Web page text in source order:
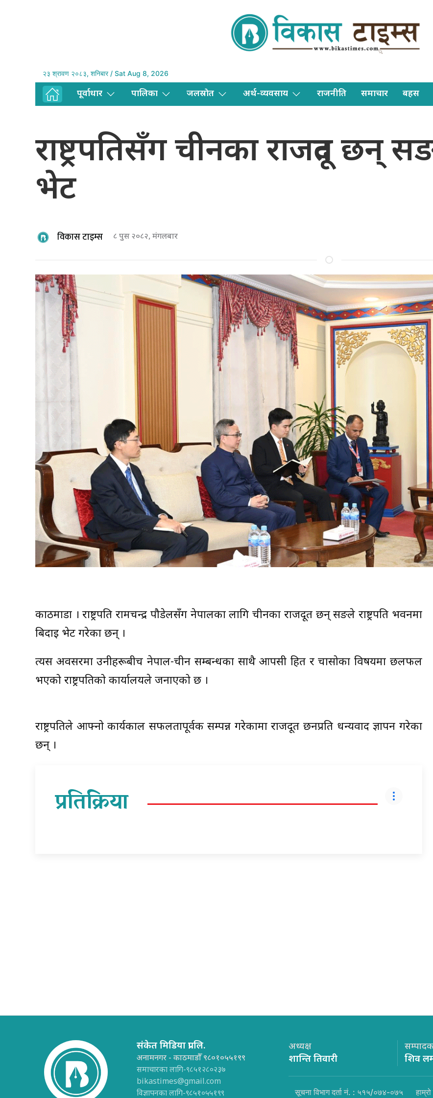
२३ श्रावण २०८३, शनिबार / Sat Aug 8, 2026
पूर्वाधार पालिका जलस्राेत अर्थ-व्यवसाय राजनीति समाचार बहस
राष्ट्रपतिसँग चीनका राजदूत छन्
भेट
विकास टाइम्स ८ पुस २०८२, मंगलबार
काठमाडौँ । राष्ट्रपति रामचन्द्र पौडेलसँग नेपालका लागि चीनका राजदूत छन् सङले राष्ट्रपति भवनमा
बिदाइ भेट गरेका छन् ।
त्यस अवसरमा उनीहरूबीच नेपाल-चीन सम्बन्धका साथै आपसी हित र चासोका विषयमा छलफल
भएको राष्ट्रपतिको कार्यालयले जनाएको छ ।
राष्ट्रपतिले आफ्नो कार्यकाल सफलतापूर्वक सम्पन्न गरेकामा राजदूत छनप्रति धन्यवाद ज्ञापन गरेका
छन् ।
प्रतिक्रिया
संकेत मिडिया प्रा.लि.
अनामनगर - काठमाडौँ ९८०१०५५१९९
समाचारका लागि-९८५१२८०२३७
bikastimes@gmail.com
विज्ञापनका लागि-९८५१०५५१९९
अध्यक्ष
शान्ति तिवारी
सम्पादक
शिव
सूचना विभाग दर्ता नं. : ५१५/०७४-०७५